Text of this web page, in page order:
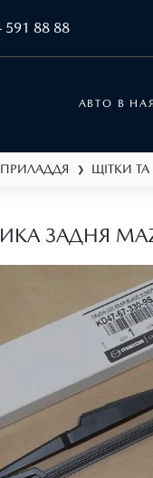
591 88 88
АВТО В
❯ ЩІТКИ
ЗАДНЯ